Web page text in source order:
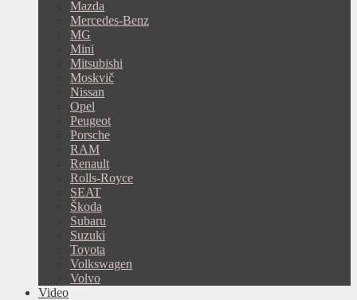
Mazda
Mercedes-Benz
MG
Mini
Mitsubishi
Moskvič
Nissan
Opel
Peugeot
Porsche
RAM
Renault
Rolls-Royce
SEAT
Škoda
Subaru
Suzuki
Toyota
Volkswagen
Volvo
Video